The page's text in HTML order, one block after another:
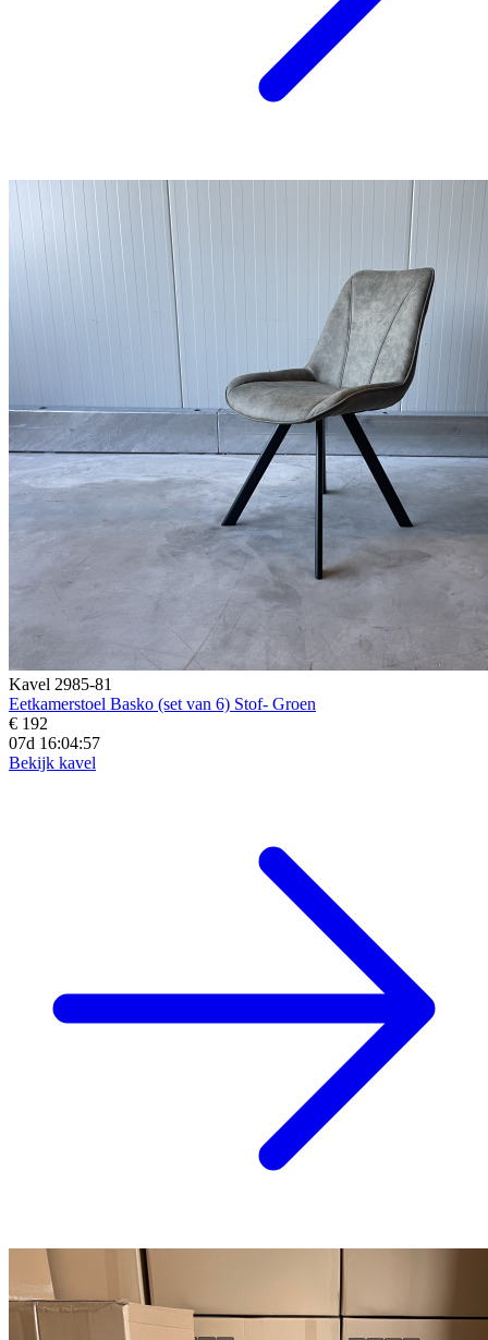
Kavel 2985-81
Eetkamerstoel Basko (set van 6) Stof- Groen
€ 192
07d 16:04:56
Bekijk kavel